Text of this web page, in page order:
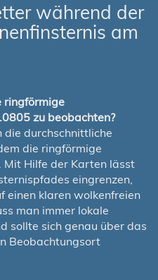
während der
am
ringförmige
zu beobachten?
die durchschnittliche
die ringförmige
Hilfe der Karten lässt
eingrenzen,
einen klaren wolkenfreien
man immer lokale
sollte sich genau über das
Beobachtungsort